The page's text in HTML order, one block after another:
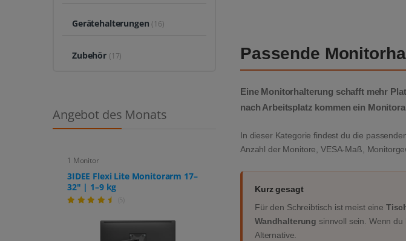
Gerätehalterungen (16)
Zubehör (17)
Angebot des Monats
1 Monitor
3IDEE Flexi Lite Monitorarm 17–
32" | 1–9 kg
Passende
Eine Monitorhalterung schafft mehr
nach Arbeitsplatz kommen ein
In dieser Kategorie findest du die
Anzahl der Monitore, VESA-Maß,
Kurz gesagt
Für den Schreibtisch ist meist eine
Wandhalterung sinnvoll sein. Wenn
Alternative.